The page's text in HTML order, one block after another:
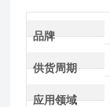
品牌
供货周期
应用领域